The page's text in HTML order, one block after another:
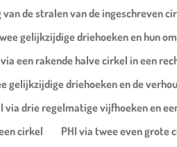
van de stralen van de ingeschreven
gelijkzijdige driehoeken en hun
via een rakende halve cirkel in een
gelijkzijdige driehoeken en de
via drie regelmatige vijfhoeken en
cirkel
PHI via twee even grote